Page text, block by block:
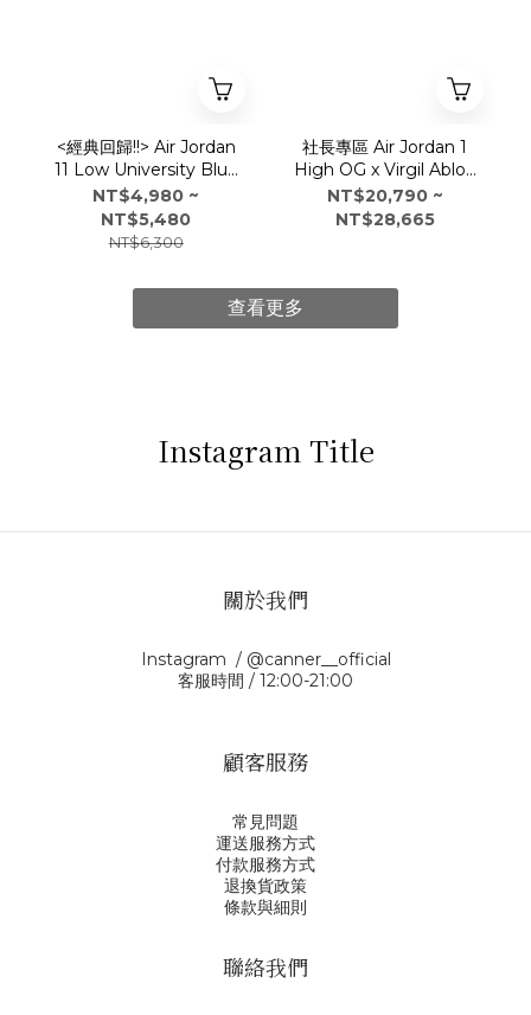
<經典回歸!!> Air Jordan
11 Low University Blue
北卡藍 FV5104-100
NT$4,980 ~
NT$5,480
NT$6,300
社長專區 Air Jordan 1
High OG x Virgil Abloh
Archive Alaska off-
white
NT$20,790 ~
NT$28,665
查看更多
Instagram Title
關於我們
Instagram / @canner__official
客服時間 / 12:00-21:00
顧客服務
常見問題
運送服務方式
付款服務方式
退換貨政策
條款與細則
聯絡我們